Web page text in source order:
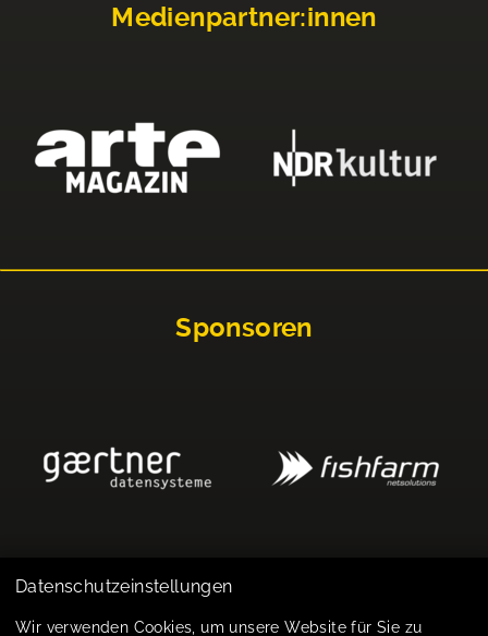
Medienpartner:innen
Sponsoren
Impressum
Datenschutzeinstellungen
Wir verwenden Cookies, um unsere Website für Sie zu